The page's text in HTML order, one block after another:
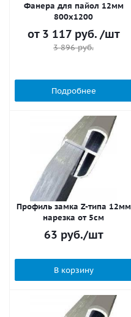
Фанера для пайол 12мм
800х1200
от 3 117 руб. /шт
3 896 руб.
Подробнее
Профиль замка Z-типа 12мм
нарезка от 5см
63 руб./шт
В корзину